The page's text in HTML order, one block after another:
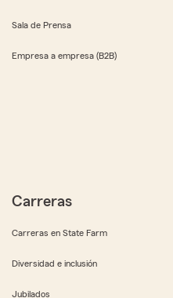
Sala de Prensa
Empresa a empresa (B2B)
Carreras
Carreras en State Farm
Diversidad e inclusión
Jubilados